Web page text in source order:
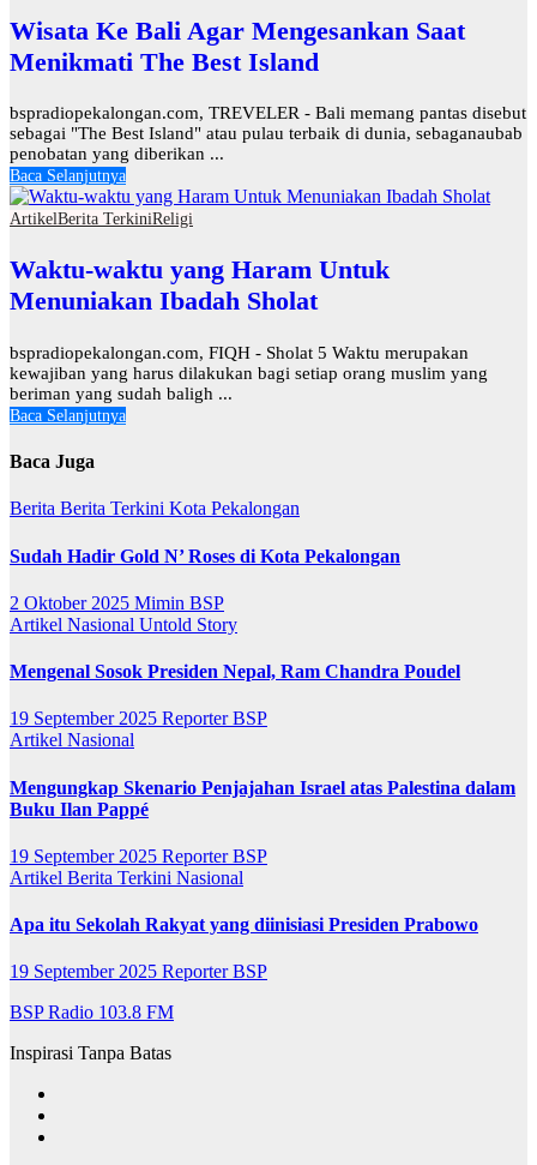
Wisata Ke Bali Agar Mengesankan Saat
Menikmati The Best Island
bspradiopekalongan.com, TREVELER - Bali memang pantas disebut
sebagai "The Best Island" atau pulau terbaik di dunia, sebaganaubab
penobatan yang diberikan ...
Baca Selanjutnya
ArtikelBerita TerkiniReligi
Waktu-waktu yang Haram Untuk
Menuniakan Ibadah Sholat
bspradiopekalongan.com, FIQH - Sholat 5 Waktu merupakan
kewajiban yang harus dilakukan bagi setiap orang muslim yang
beriman yang sudah baligh ...
Baca Selanjutnya
Baca Juga
Berita Berita Terkini Kota Pekalongan
Sudah Hadir Gold N’ Roses di Kota Pekalongan
2 Oktober 2025 Mimin BSP
Artikel Nasional Untold Story
Mengenal Sosok Presiden Nepal, Ram Chandra Poudel
19 September 2025 Reporter BSP
Artikel Nasional
Mengungkap Skenario Penjajahan Israel atas Palestina dalam
Buku Ilan Pappé
19 September 2025 Reporter BSP
Artikel Berita Terkini Nasional
Apa itu Sekolah Rakyat yang diinisiasi Presiden Prabowo
19 September 2025 Reporter BSP
BSP Radio 103.8 FM
Inspirasi Tanpa Batas